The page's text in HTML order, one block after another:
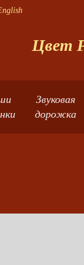
Цвет
Звуковая
дорожка